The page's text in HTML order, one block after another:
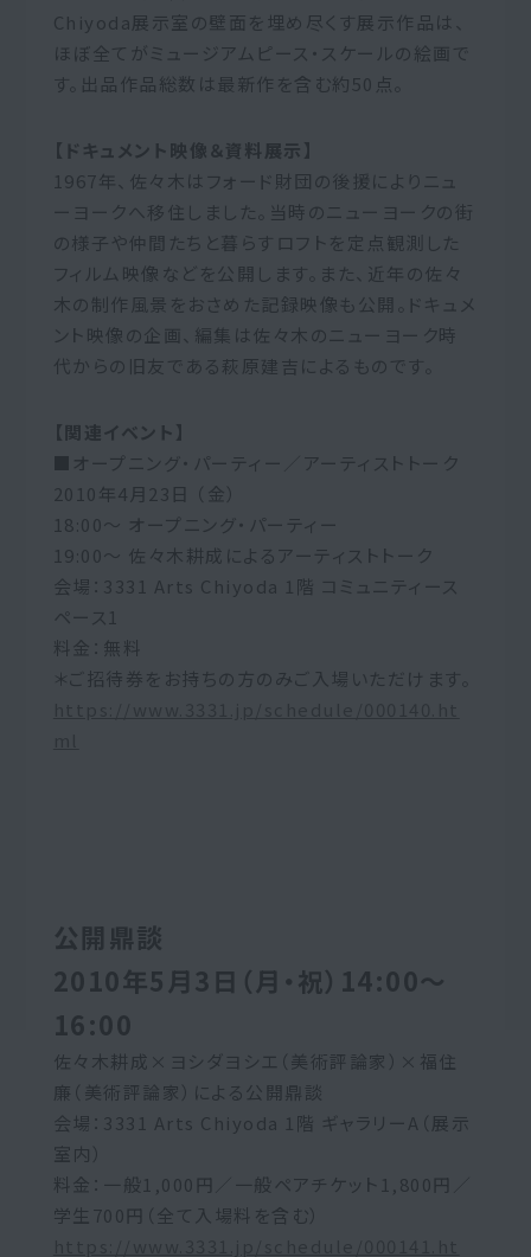
Chiyoda展示室の壁面を埋め尽くす展示作品は、
ほぼ全てがミュージアムピース・スケールの絵画で
す。出品作品総数は最新作を含む約50点。
【ドキュメント映像＆資料展示】
1967年、佐々木はフォード財団の後援によりニュ
ーヨークへ移住しました。当時のニューヨークの街
の様子や仲間たちと暮らすロフトを定点観測した
フィルム映像などを公開します。また、近年の佐々
木の制作風景をおさめた記録映像も公開。ドキュメ
ント映像の企画、編集は佐々木のニューヨーク時
代からの旧友である萩原建吉によるものです。
【関連イベント】
■オープニング・パーティー／アーティストトーク
2010年4月23日 （金）
18:00～ オープニング・パーティー
19:00～ 佐々木耕成によるアーティストトーク
会場：3331 Arts Chiyoda 1階 コミュニティース
ペース1
料金：無料
＊ご招待券をお持ちの方のみご入場いただけます。
公開鼎談
2010年5月3日（月・祝）14:00～
16:00
佐々木耕成×ヨシダヨシエ（美術評論家）×福住
廉（美術評論家）による公開鼎談
会場：3331 Arts Chiyoda 1階 ギャラリーA（展示
室内）
料金：一般1,000円／一般ペアチケット1,800円／
学生700円（全て入場料を含む）